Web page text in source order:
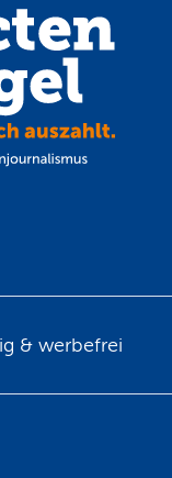
& werbefrei